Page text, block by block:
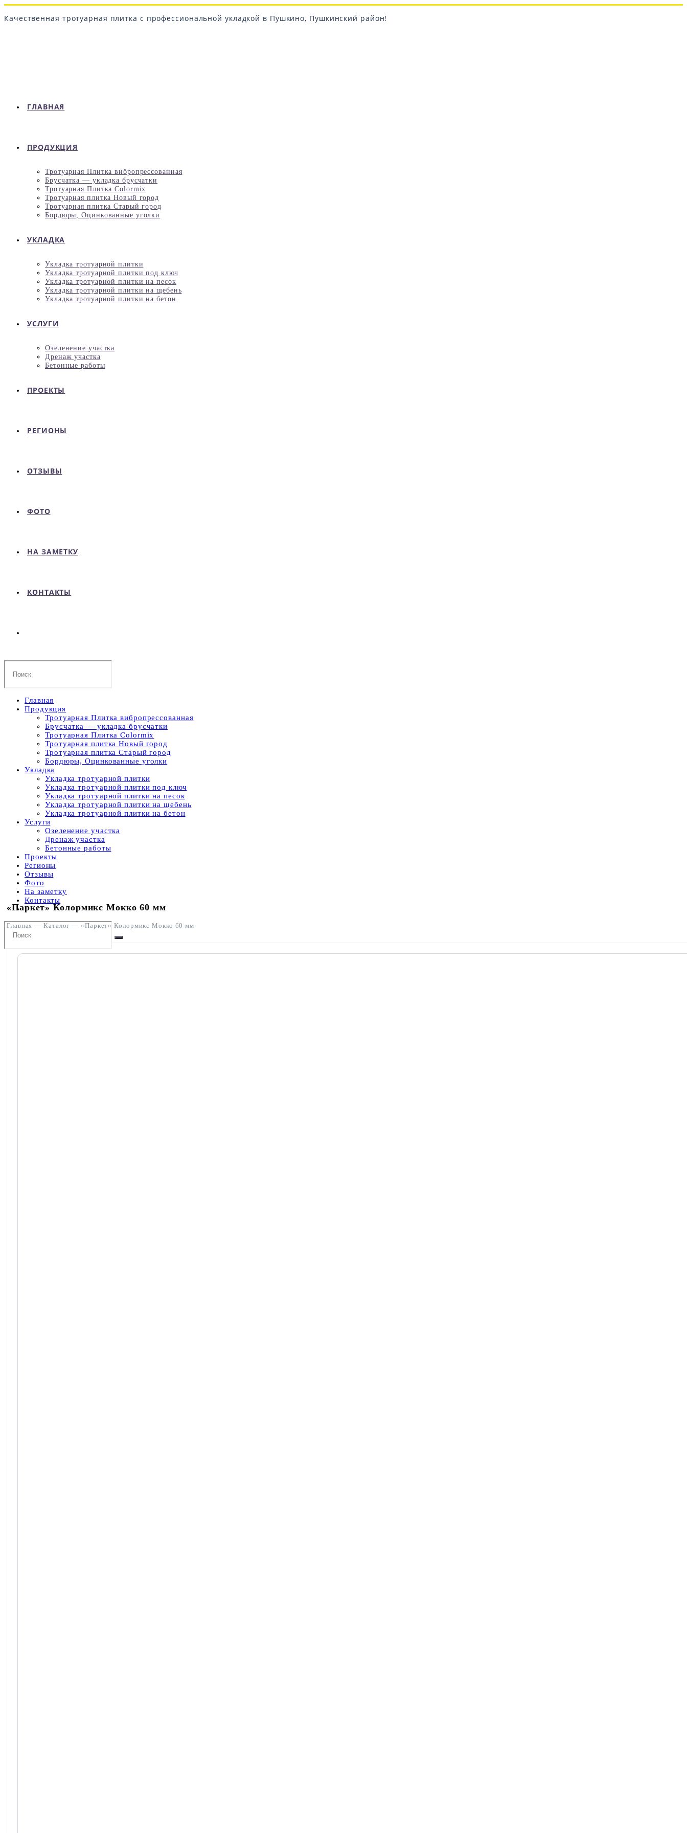
Перейти
к
Качественная тротуарная плитка с профессиональной укладкой в Пушкино, Пушкинский район!
ГЛАВНАЯ
ПРОДУКЦИЯ
Тротуарная Плитка вибропрессованная
Брусчатка — укладка брусчатки
Тротуарная Плитка Colormix
Тротуарная плитка Новый город
Тротуарная плитка Старый город
Бордюры, Оцинкованные уголки
УКЛАДКА
Укладка тротуарной плитки
Укладка тротуарной плитки под ключ
Укладка тротуарной плитки на песок
Укладка тротуарной плитки на щебень
Укладка тротуарной плитки на бетон
УСЛУГИ
Озеленение участка
Дренаж участка
Бетонные работы
ПРОЕКТЫ
РЕГИОНЫ
ОТЗЫВЫ
ФОТО
НА ЗАМЕТКУ
КОНТАКТЫ
Поиск
Главная
Продукция
Тротуарная Плитка вибропрессованная
Брусчатка — укладка брусчатки
Тротуарная Плитка Colormix
Тротуарная плитка Новый город
Тротуарная плитка Старый город
Бордюры, Оцинкованные уголки
Укладка
Укладка тротуарной плитки
Укладка тротуарной плитки под ключ
Укладка тротуарной плитки на песок
Укладка тротуарной плитки на щебень
Укладка тротуарной плитки на бетон
Услуги
Озеленение участка
Дренаж участка
Бетонные работы
Проекты
Регионы
Отзывы
Фото
На заметку
Контакты
«Паркет» Колормикс Мокко 60 мм
Главная —Каталог —«Паркет» Колормикс Мокко 60 мм